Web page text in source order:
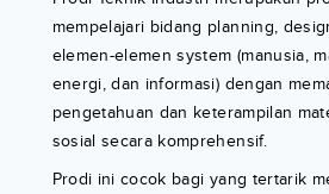
mempelajari bidang planning,
elemen-elemen system (manusia,
energi, dan informasi) dengan
pengetahuan dan keterampilan
sosial secara komprehensif.
Prodi ini cocok bagi yang tertarik